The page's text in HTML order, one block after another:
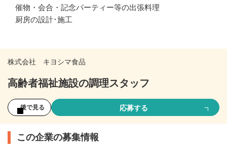
催物・会合・記念パーティー等の出張料理
厨房の設計･施工
株式会社 キヨシマ食品
高齢者福祉施設の調理スタッフ
後で見る 応募する
この企業の募集情報